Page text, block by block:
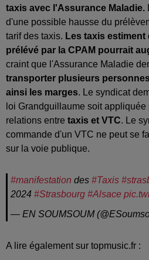
taxis avec l'Assurance Maladie.
d'une possible hausse du
tarif des taxis. Les taxis
prélévé par la CPAM pourrait
craint que l'Assurance Maladie
transporter plusieurs
ainsi les marges. Le syndicat
loi Grandguillaume soit
relations entre taxis et VTC. Le
commande d'un VTC ne peut se
sur la voie publique.
#manifestation des #Taxis
2024 #Strasbourg #Alsace
— EN SOUMSOUM
A lire également sur topmusic.fr :